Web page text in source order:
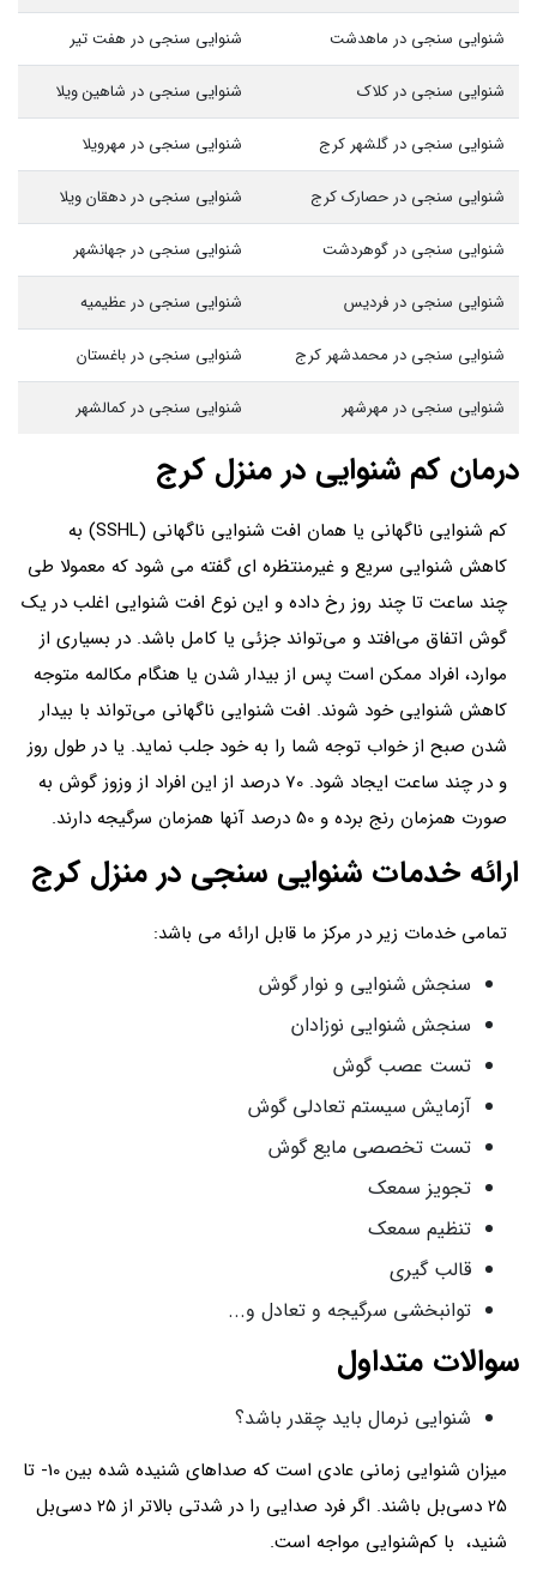
شنوایی سنجی در ماهدشت شنوایی سنجی در هفت تیر
شنوایی سنجی در کلاک شنوایی سنجی در شاهین ویلا
شنوایی سنجی در گلشهر کرج شنوایی سنجی در مهرویلا
شنوایی سنجی در حصارک کرج شنوایی سنجی در دهقان ویلا
شنوایی سنجی در گوهردشت شنوایی سنجی در جهانشهر
شنوایی سنجی در فردیس شنوایی سنجی در عظیمیه
شنوایی سنجی در محمدشهر کرج شنوایی سنجی در باغستان
شنوایی سنجی در مهرشهر شنوایی سنجی در کمالشهر
درمان کم شنوایی در منزل کرج
کم شنوایی ناگهانی یا همان افت شنوایی ناگهانی (SSHL) به
کاهش شنوایی سریع و غیرمنتظره ای گفته می شود که معمولا طی
چند ساعت تا چند روز رخ داده و این نوع افت شنوایی اغلب در یک
گوش اتفاق می‌افتد و می‌تواند جزئی یا کامل باشد. در بسیاری از
موارد، افراد ممکن است پس از بیدار شدن یا هنگام مکالمه متوجه
کاهش شنوایی خود شوند. افت شنوایی ناگهانی می‌تواند با بیدار
شدن صبح از خواب توجه شما را به خود جلب نماید. یا در طول روز
و در چند ساعت ایجاد شود. 70 درصد از این افراد از وزوز گوش به
صورت همزمان رنج برده و 50 درصد آنها همزمان سرگیجه دارند.
ارائه خدمات شنوایی سنجی در منزل کرج
تمامی خدمات زیر در مرکز ما قابل ارائه می باشد:
سنجش شنوایی و نوار گوش
سنجش شنوایی نوزادان
تست عصب گوش
آزمایش سیستم تعادلی گوش
تست تخصصی مایع گوش
تجویز سمعک
تنظیم سمعک
قالب گیری
توانبخشی سرگیجه و تعادل و...
سوالات متداول
شنوایی نرمال باید چقدر باشد؟
میزان شنوایی زمانی عادی است که صداهای شنیده شده بین 10- تا
25 دسی‌بل باشند. اگر فرد صدایی را در شدتی بالاتر از ۲۵ دسی‌بل
شنید، با کم‌شنوایی مواجه است.